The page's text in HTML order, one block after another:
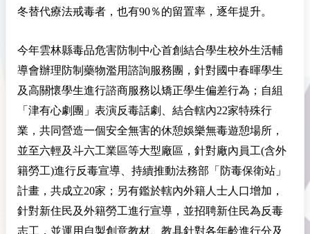
冬替代療法戒毒者，也有90％的留置率，逐年提升。
今年雲林縣毒品危害防制中心首創結合學生校外生活輔
導會辦理防制藥物濫用諮詢服務團，針對國中春暉學生
及高關懷學生進行諮商服務以矯正學生偏差行為；自組
「津有心劇團」表演反毒話劇、結合轄內22家特殊行
業，共同營造一個安全無害的休憩娛樂無毒遊憩場所，
並至六輕及斗六工業區等大型廠區，針對廠內員工(含外
籍勞工)進行反毒宣導、持續推動法務部「防毒保衛站」
計畫，共成立20家；另有鑑於轄內外籍人士人口增加，
針對新住民及外籍勞工進行宣導，並招聘新住民為反毒
志工，並運用自製創意教材、教具針對各年齡進行分及